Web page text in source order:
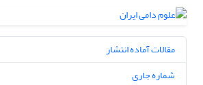
مقالات آماده انتشار
شماره جاری